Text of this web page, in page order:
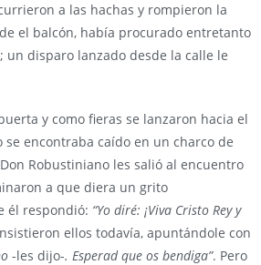
a las hachas y rompieron la
el balcón, había procurado entretanto
un disparo lanzado desde la calle le
y como fieras se lanzaron hacia el
encontraba caído en un charco de
Robustiniano les salió al encuentro
a que diera un grito
él respondió: “Yo diré: ¡Viva Cristo Rey y
ellos todavía, apuntándole con
-les dijo-. Esperad que os bendiga”. Pero